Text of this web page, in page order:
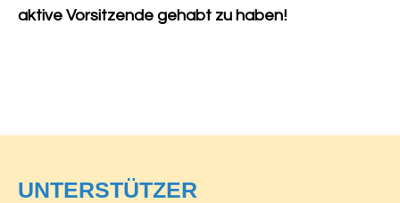
aktive Vorsitzende gehabt zu haben!
UNTERSTÜTZER